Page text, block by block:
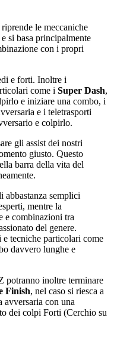
riprende le meccaniche
si basa principalmente
con i propri
e forti. Inoltre i
come i Super Dash,
e iniziare una combo, i
e i teletrasporti
e colpirlo.
gli assist dei nostri
giusto. Questo
barra della vita del
abbastanza semplici
mentre la
e combinazioni tra
del genere.
e tecniche particolari come
davvero lunghe e
potranno inoltre terminare
Finish, nel caso si riesca a
avversaria con una
dei colpi Forti (Cerchio su